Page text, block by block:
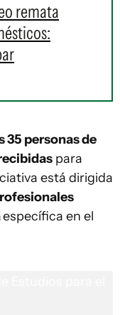
remata
35 personas de
para
está dirigida
específica en el